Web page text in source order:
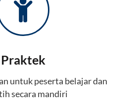
Praktek
untuk peserta belajar dan
secara mandiri